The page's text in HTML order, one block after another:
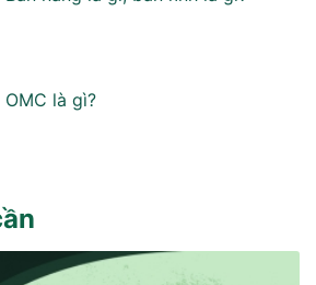
OMC là gì?